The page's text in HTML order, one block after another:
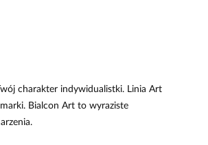
charakter indywidualistki. Linia Art
Bialcon Art to wyraziste